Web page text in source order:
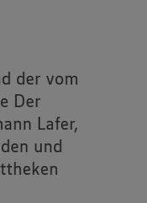
der vom
Der
Lafer,
und